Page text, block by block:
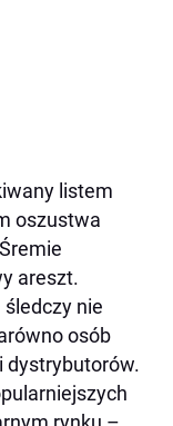
listem
oszustwa
areszt.
nie
osób
dystrybutorów.